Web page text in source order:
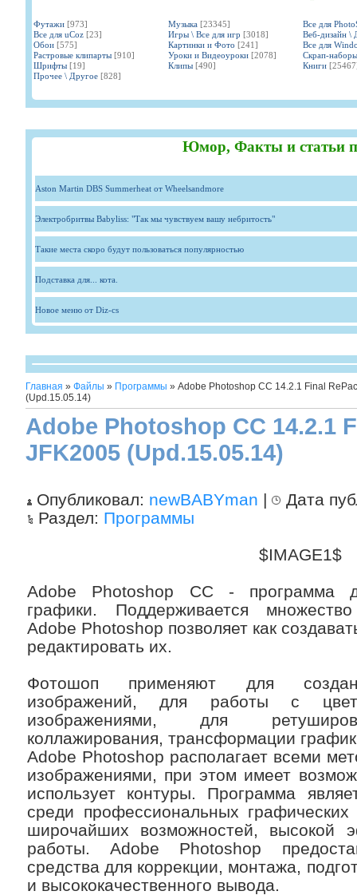
Футажи [973] Музыка [23345]
Все для
Все для uCoz [23] Игры \ Все для игр [3018]
Веб-дизайн \
Обои [575] Картинки и Фото [241]
Все для
Растровые клипарты [910] Уроки и Видеоуроки [2078]
Скрап-наборы
Шрифты [19] Клипы [490] Книги
Прочее \ Другое [828]
Юмор, Факты и статьи
Aston Martin DBS Summerheat от Wheelsandmore
Электробритвы Babyliss: "Так мы чувствуем вашу небритость"
Такие места скоро будут пользоваться популярностью
Подставка для... кота.
Новое меню от Diz-cs
Главная » Файлы » Программы » Adobe Photoshop CC 14.2.1 Final
(Upd.15.05.14)
Adobe Photoshop CC 14.2.1
JFK2005 (Upd.15.05.14)
Опубликовал: newBABYman |
Дата
Раздел: Программы
$IMAGE1$
Adobe Photoshop CC - программа
графики. Поддерживается
Adobe Photoshop позволяет как
редактировать их.
Фотошоп применяют для
изображений, для работы с
изображениями, для
коллажирования, трансформации
Adobe Photoshop располагает всеми
изображениями, при этом имеет
использует контуры. Программа
среди профессиональных
широчайших возможностей, высокой
работы. Adobe Photoshop
средства для коррекции, монтажа,
и высококачественного вывода.